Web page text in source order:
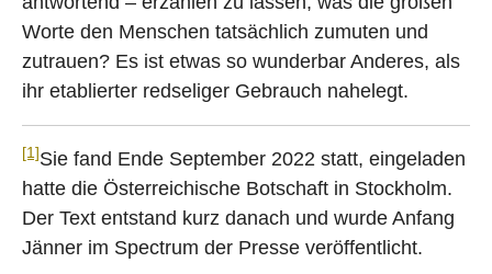
Worte den Menschen tatsächlich zumuten und
zutrauen? Es ist etwas so wunderbar Anderes, als
ihr etablierter redseliger Gebrauch nahelegt.
[1]Sie fand Ende September 2022 statt, eingeladen
hatte die Österreichische Botschaft in Stockholm.
Der Text entstand kurz danach und wurde Anfang
Jänner im Spectrum der Presse veröffentlicht.